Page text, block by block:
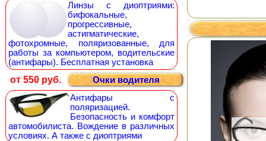
Линзы с диоптриями:
бифокальные,
прогрессивные,
астигматические,
фотохромные, поляризованные, для
работы за компьютером, водительские
(антифары). Бесплатная установка
от 550 руб.
Очки водителя
Антифары с
поляризацией.
Безопасность и комфорт
автомобилиста. Вождение в различных
условиях. А также с диоптриями